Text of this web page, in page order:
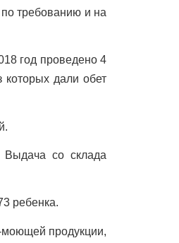
требованию и на
год проведено 4
дали обет
Выдача со склада
ребенка.
продукции,